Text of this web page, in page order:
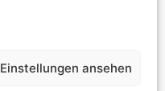
Einstellungen ansehen